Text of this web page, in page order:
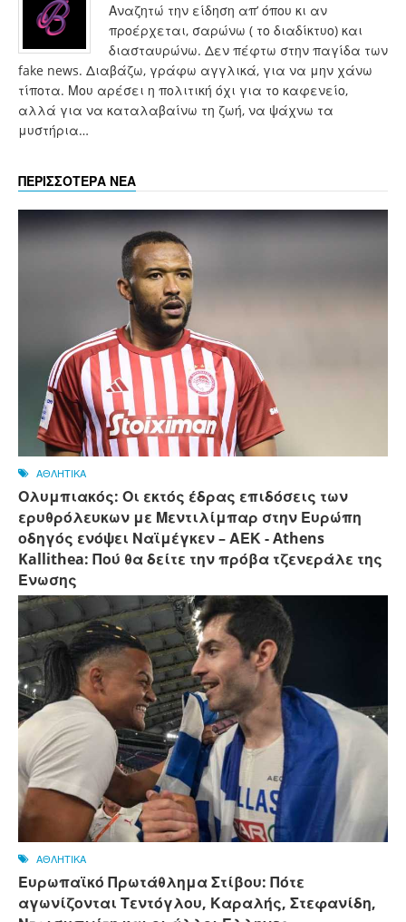
Αναζητώ την είδηση απ’ όπου κι αν
προέρχεται, σαρώνω ( το διαδίκτυο) και
διασταυρώνω. Δεν πέφτω στην παγίδα των
fake news. Διαβάζω, γράφω αγγλικά, για να μην χάνω
τίποτα. Μου αρέσει η πολιτική όχι για το καφενείο,
αλλά για να καταλαβαίνω τη ζωή, να ψάχνω τα
μυστήρια…
ΠΕΡΙΣΣΟΤΕΡΑ ΝΕΑ
ΑΘΛΗΤΙΚΑ
Ολυμπιακός: Οι εκτός έδρας επιδόσεις των
ερυθρόλευκων με Μεντιλίμπαρ στην Ευρώπη
οδηγός ενόψει Ναϊμέγκεν – ΑΕΚ - Athens
Kallithea: Πού θα δείτε την πρόβα τζενεράλε της
Ένωσης
ΑΘΛΗΤΙΚΑ
Ευρωπαϊκό Πρωτάθλημα Στίβου: Πότε
αγωνίζονται Τεντόγλου, Καραλής, Στεφανίδη,